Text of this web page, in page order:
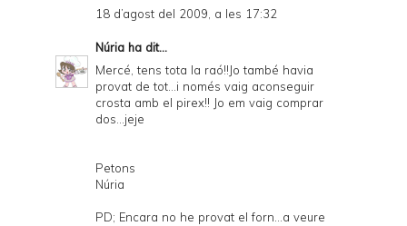
18 d’agost del 2009, a les 17:32
Núria ha dit...
Mercé, tens tota la raó!!Jo també havia
provat de tot...i només vaig aconseguir
crosta amb el pirex!! Jo em vaig comprar
dos...jeje
Petons
Núria
PD; Encara no he provat el forn...a veure